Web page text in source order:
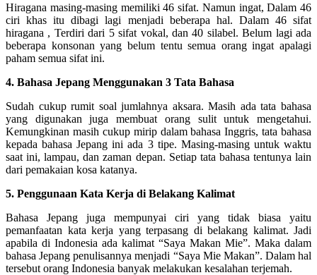
Hiragana masing-masing memiliki 46 sifat. Namun ingat, Dalam 46
ciri khas itu dibagi lagi menjadi beberapa hal. Dalam 46 sifat
hiragana , Terdiri dari 5 sifat vokal, dan 40 silabel. Belum lagi ada
beberapa konsonan yang belum tentu semua orang ingat apalagi
paham semua sifat ini.
4. Bahasa Jepang Menggunakan 3 Tata Bahasa
Sudah cukup rumit soal jumlahnya aksara. Masih ada tata bahasa
yang digunakan juga membuat orang sulit untuk mengetahui.
Kemungkinan masih cukup mirip dalam bahasa Inggris, tata bahasa
kepada bahasa Jepang ini ada 3 tipe. Masing-masing untuk waktu
saat ini, lampau, dan zaman depan. Setiap tata bahasa tentunya lain
dari pemakaian kosa katanya.
5. Penggunaan Kata Kerja di Belakang Kalimat
Bahasa Jepang juga mempunyai ciri yang tidak biasa yaitu
pemanfaatan kata kerja yang terpasang di belakang kalimat. Jadi
apabila di Indonesia ada kalimat “Saya Makan Mie”. Maka dalam
bahasa Jepang penulisannya menjadi “Saya Mie Makan”. Dalam hal
tersebut orang Indonesia banyak melakukan kesalahan terjemah.